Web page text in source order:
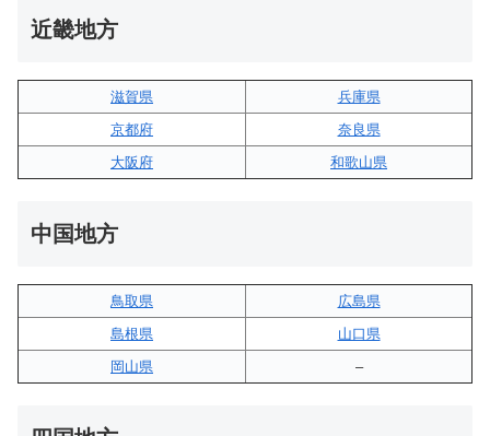
近畿地方
滋賀県
兵庫県
京都府
奈良県
大阪府
和歌山県
中国地方
鳥取県
広島県
島根県
山口県
岡山県
–